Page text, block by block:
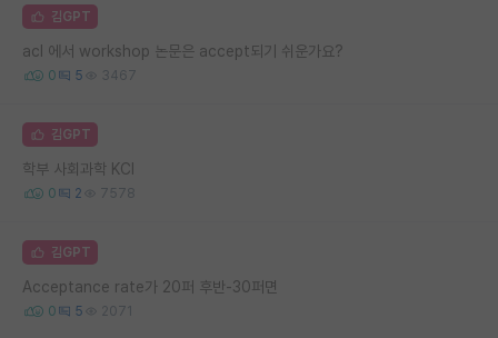
김GPT
acl 에서 workshop 논문은 accept되기 쉬운가요?
0 5 3467
김GPT
학부 사회과학 KCI
0 2 7578
김GPT
Acceptance rate가 20퍼 후반-30퍼면
0 5 2071